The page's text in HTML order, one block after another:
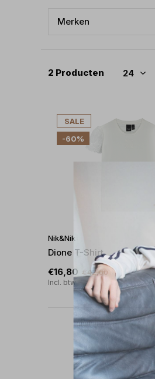
Merken
2 Producten
SALE
-60%
Nik&Nik
Dione T-Shirt
€16,80 €42,00
Incl. btw